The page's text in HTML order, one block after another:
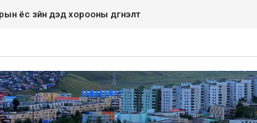
ёс зүйн дэд хорооны дүгнэлт